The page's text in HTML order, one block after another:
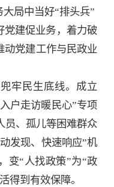
局中当好“排头兵”
党建促业务，着力破
动党建工作与民政业
牢民生底线。成立
户走访暖民心”专项
员、孤儿等困难群众
发现、快速响应”机
变“人找政策”为“政
得到有效保障。